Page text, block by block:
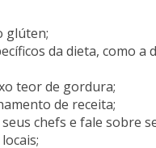
glúten;
da dieta, como a
teor de gordura;
de receita;
chefs e fale sobre